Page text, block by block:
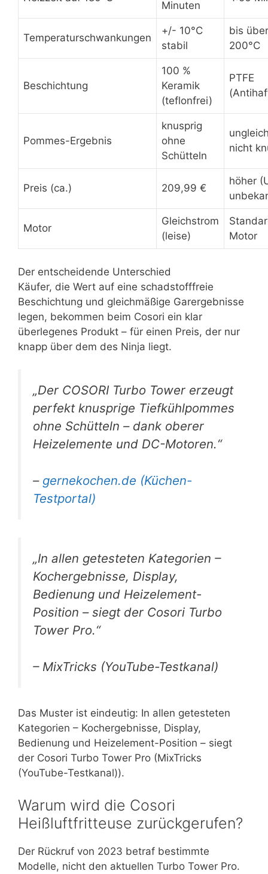
Minuten
Temperaturschwankungen
+/- 10°C
stabil
bis über
200°C
Beschichtung
100 %
Keramik
(teflonfrei)
PTFE
Pommes-Ergebnis
knusprig
ohne
Schütteln
nicht
Preis (ca.) 209,99 €
höher
Motor
Gleichstrom
(leise)
Motor
Der entscheidende Unterschied
Käufer, die Wert auf eine schadstofffreie
Beschichtung und gleichmäßige Garergebnisse
legen, bekommen beim Cosori ein klar
überlegenes Produkt – für einen Preis, der nur
knapp über dem des Ninja liegt.
„Der COSORI Turbo Tower erzeugt
perfekt knusprige Tiefkühlpommes
ohne Schütteln – dank oberer
Heizelemente und DC-Motoren.“
– gernekochen.de (Küchen-
Testportal)
„In allen getesteten Kategorien –
Kochergebnisse, Display,
Bedienung und Heizelement-
Position – siegt der Cosori Turbo
Tower Pro.“
– MixTricks (YouTube-Testkanal)
Das Muster ist eindeutig: In allen getesteten
Kategorien – Kochergebnisse, Display,
Bedienung und Heizelement-Position – siegt
der Cosori Turbo Tower Pro (MixTricks
(YouTube-Testkanal)).
Warum wird die Cosori
Heißluftfritteuse zurückgerufen?
Der Rückruf von 2023 betraf bestimmte
Modelle, nicht den aktuellen Turbo Tower Pro.